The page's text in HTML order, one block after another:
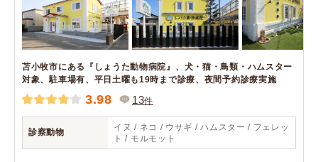
苫小牧市にある『しょうた動物病院』、犬・猫・鳥類・ハムスター
対象、駐車場有、平日土曜も19時まで診療、夜間予約診療実施
3.98 13件
診察動物
イヌ / ネコ / ウサギ / ハムスター / フェレッ
ト / モルモット